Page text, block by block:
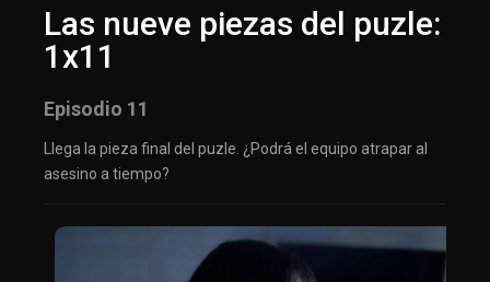
Las nueve piezas del puzle:
1x11
Episodio 11
Llega la pieza final del puzle. ¿Podrá el equipo atrapar al
asesino a tiempo?